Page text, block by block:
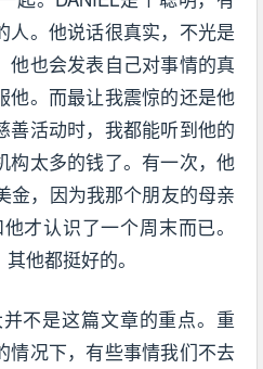
人。他说话很真实，不光是
他也会发表自己对事情的真
他。而最让我震惊的还是他
善活动时，我都能听到他的
构太多的钱了。有一次，他
金，因为我那个朋友的母亲
才认识了一个周末而已。
他都挺好的。
不是这篇文章的重点。重
情况下，有些事情我们不去